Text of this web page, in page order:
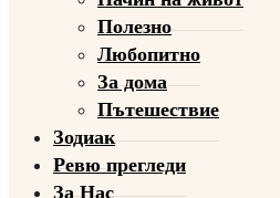
Полезно
Любопитно
За дома
Пътешествие
Зодиак
Ревю прегледи
За Нас